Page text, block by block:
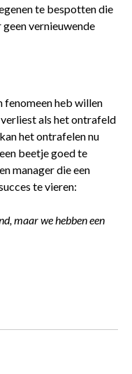
te bespotten die
geen vernieuwende
fenomeen heb willen
als het ontrafeld
het ontrafelen nu
beetje goed te
manager die een
te vieren:
maar we hebben een